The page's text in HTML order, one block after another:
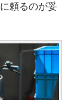
頼るのが妥